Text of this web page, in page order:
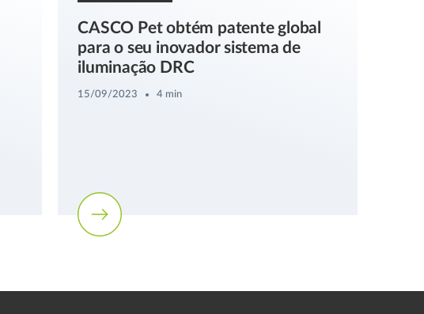
CASCO Pet obtém patente global
para o seu inovador sistema de
iluminação DRC
15/09/2023 4 min